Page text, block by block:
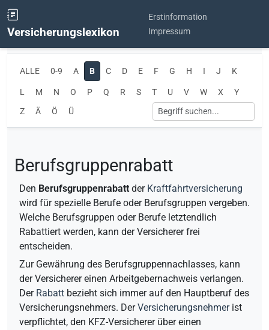
Versicherungslexikon
Erstinformation
Impressum
ALLE 0-9 A B C D E F G H I J K
L M N O P Q R S T U V W X
Y
Z
Ä Ö Ü
Berufsgruppenrabatt
Den Berufsgruppenrabatt der Kraftfahrtversicherung
wird für spezielle Berufe oder Berufsgruppen vergeben.
Welche Berufsgruppen oder Berufe letztendlich
Rabattiert werden, kann der Versicherer frei
entscheiden.
Zur Gewährung des Berufsgruppennachlasses, kann
der Versicherer einen Arbeitgebernachweis verlangen.
Der Rabatt bezieht sich immer auf den Hauptberuf des
Versicherungsnehmers. DerVersicherungsnehmerist
verpflichtet, den KFZ-Versicherer über einen